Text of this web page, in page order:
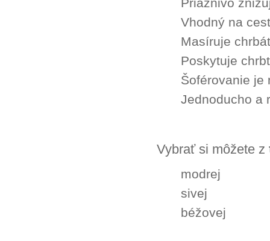
Vhodný na
Masíruje
Poskytuje
Šoférovanie je
Jednoducho a
Vybrať si môžete z
modrej
sivej
béžovej